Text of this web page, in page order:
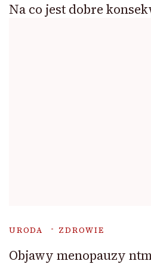
Na co jest dobre
URODA ZDROWIE
Objawy menopauzy